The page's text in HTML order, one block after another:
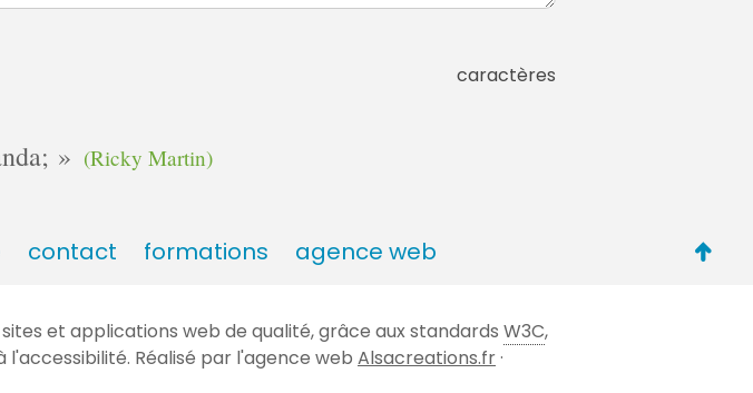
caractères
(Ricky Martin)
contact formations agence web
et applications web de qualité, grâce aux standards W3C,
l'accessibilité. Réalisé par l'agence web Alsacreations.fr·